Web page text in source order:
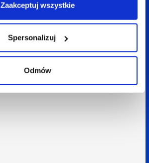
Zaakceptuj wszystkie
Spersonalizuj
Odmów